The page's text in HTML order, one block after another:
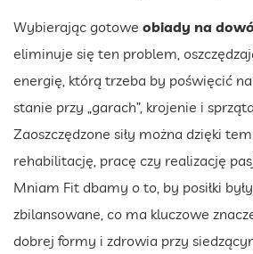
Wybierając gotowe obiady na
eliminuje się ten problem,
energię, którą trzeba by poświęcić
stanie przy „garach”, krojenie i
Zaoszczędzone siły można dzięki
rehabilitację, pracę czy realizację
Mniam Fit dbamy o to, by posiłki
zbilansowane, co ma kluczowe
dobrej formy i zdrowia przy